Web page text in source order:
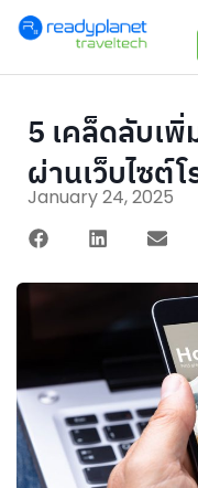
5 เคล็ดลับเ
ผ่านเว็บไซต์
January 24, 2025